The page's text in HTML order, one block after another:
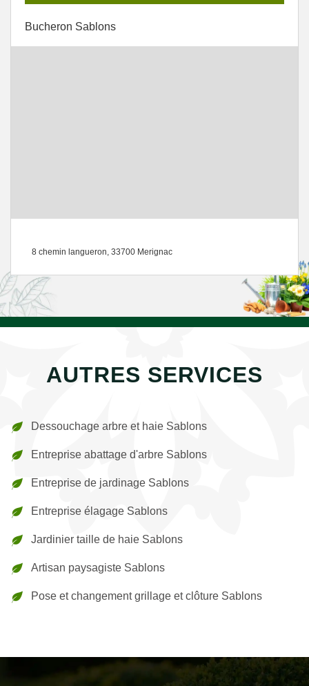
Bucheron Sablons
8 chemin langueron, 33700 Merignac
AUTRES SERVICES
Dessouchage arbre et haie Sablons
Entreprise abattage d'arbre Sablons
Entreprise de jardinage Sablons
Entreprise élagage Sablons
Jardinier taille de haie Sablons
Artisan paysagiste Sablons
Pose et changement grillage et clôture Sablons